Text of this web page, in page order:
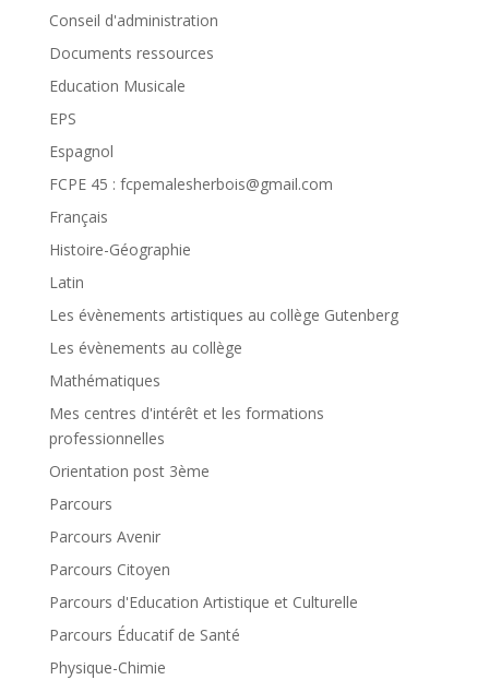
Conseil d'administration
Documents ressources
Education Musicale
EPS
Espagnol
FCPE 45 : fcpemalesherbois@gmail.com
Français
Histoire-Géographie
Latin
Les évènements artistiques au collège Gutenberg
Les évènements au collège
Mathématiques
Mes centres d'intérêt et les formations
professionnelles
Orientation post 3ème
Parcours
Parcours Avenir
Parcours Citoyen
Parcours d'Education Artistique et Culturelle
Parcours Éducatif de Santé
Physique-Chimie